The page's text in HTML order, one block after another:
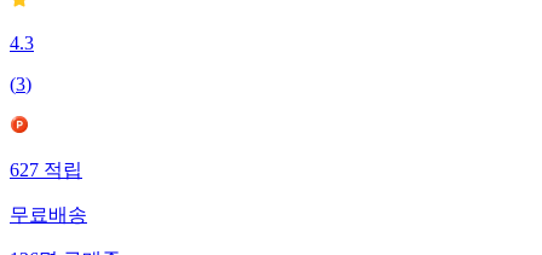
4.3
(3)
627적립
무료배송